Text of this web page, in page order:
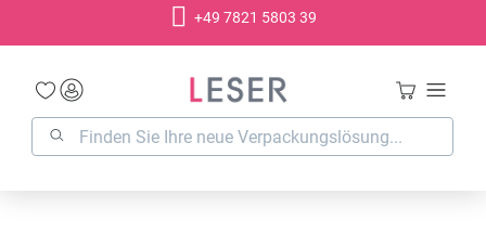
+49 7821 5803 39